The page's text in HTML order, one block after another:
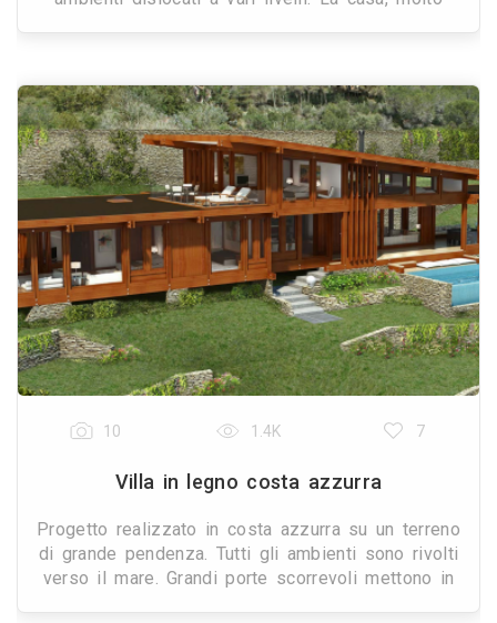
10 1.4K 7
Villa in legno costa azzurra
Progetto realizzato in costa azzurra su un terreno
di grande pendenza. Tutti gli ambienti sono rivolti
verso il mare. Grandi porte scorrevoli mettono in